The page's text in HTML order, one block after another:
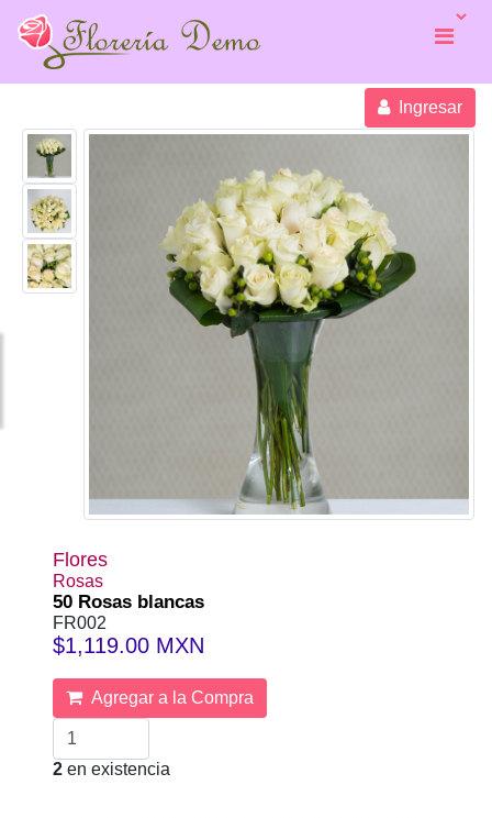
Ingresar
Flores
Rosas
50 Rosas blancas
FR002
$1,119.00 MXN
Agregar a la Compra
2en existencia